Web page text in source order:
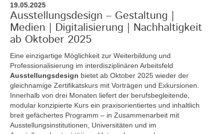
19.05.2025
Ausstellungsdesign – Gestaltung |
Medien | Digitalisierung | Nachhaltigkeit
ab Oktober 2025
Eine einzigartige Möglichkeit zur Weiterbildung und
Professionalisierung im interdisziplinären Arbeitsfeld
Ausstellungsdesign bietet ab Oktober 2025 wieder der
gleichnamige Zertifikatskurs mit Vorträgen und Exkursionen.
Innerhalb von drei Monaten liefert der berufsbegleitende,
modular konzipierte Kurs ein praxisorientiertes und inhaltlich
breit gefächertes Programm – in Zusammenarbeit mit
Ausstellungsinstitutionen, Universitäten und im